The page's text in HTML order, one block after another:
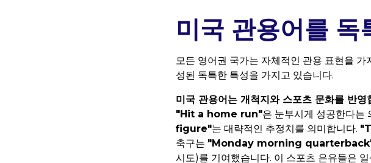
미국 관용어를 독
모든 영어권 국가는 자체적인 관용 표현을
성된 독특한 특성을 가지고 있습니다.
미국 관용어는 개척지와 스포츠 문화를 반영
"Hit a home run"은 눈부시게 성공한다는
figure"는 대략적인 추정치를 의미합니다.
축구는 "Monday morning
시도)를 기여했습니다. 이 스포츠 은유들은